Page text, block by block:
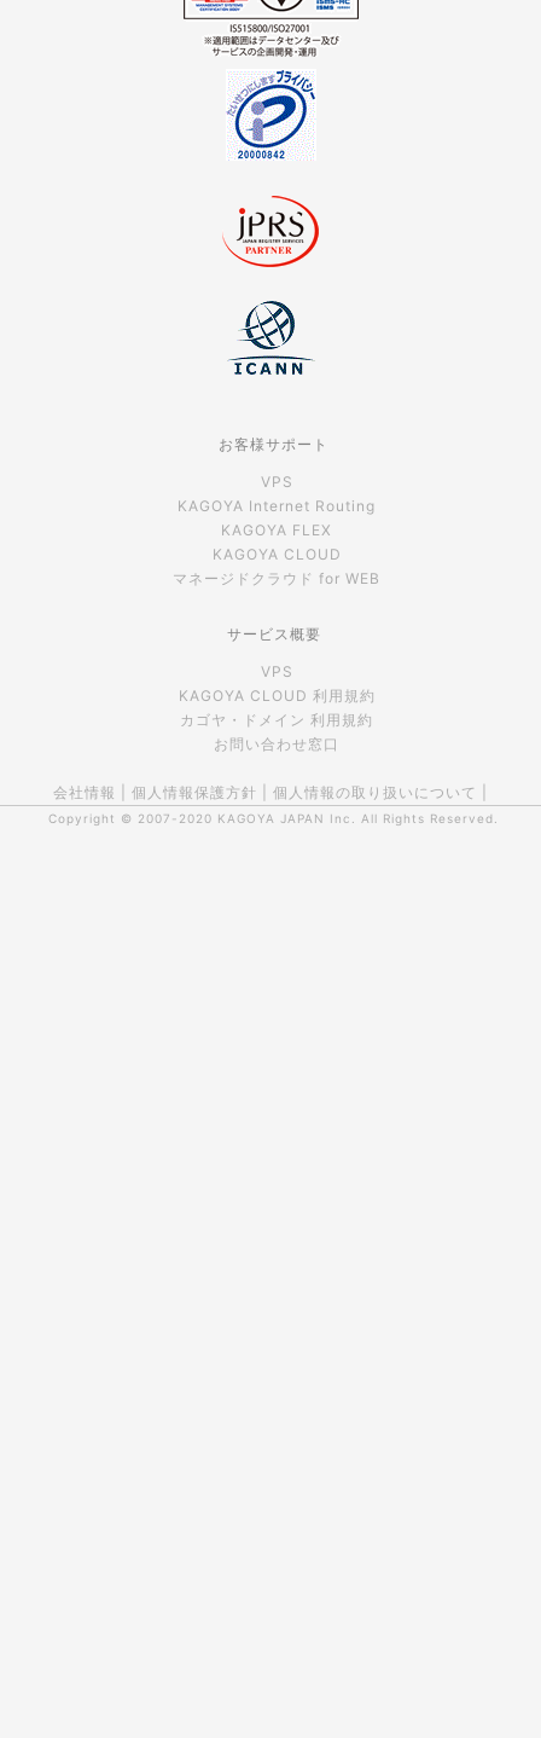
お客様サポート
VPS
KAGOYA Internet Routing
KAGOYA FLEX
KAGOYA CLOUD
マネージドクラウド for WEB
サービス概要
VPS
KAGOYA CLOUD 利用規約
カゴヤ・ドメイン 利用規約
お問い合わせ窓口
会社情報 個人情報保護方針 個人情報の取り扱いについて
Copyright © 2007-2020 KAGOYA JAPAN Inc. All Rights Reserved.